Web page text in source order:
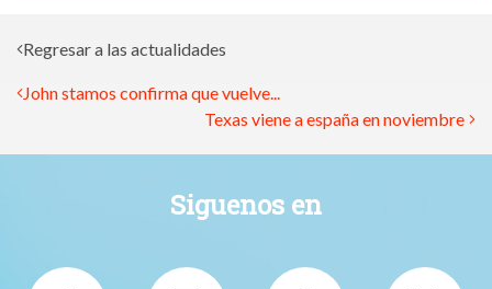
Regresar a las actualidades
John stamos confirma que vuelve...
Texas viene a españa en noviembre
Siguenos en